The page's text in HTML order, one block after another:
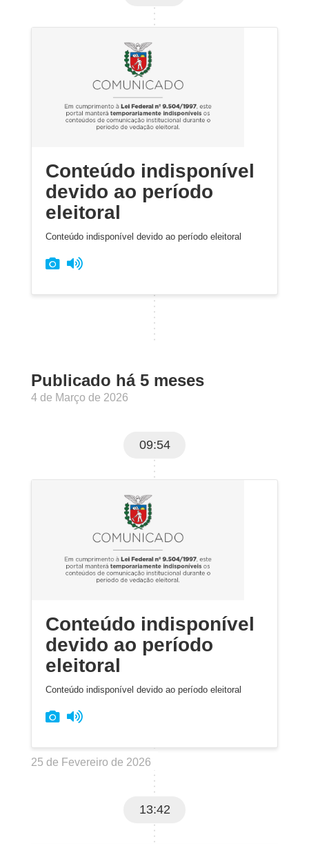
Conteúdo indisponível
devido ao período
eleitoral
Conteúdo indisponível devido ao período eleitoral
Publicado há 5 meses
4 de Março de 2026
09:54
Conteúdo indisponível
devido ao período
eleitoral
Conteúdo indisponível devido ao período eleitoral
25 de Fevereiro de 2026
13:42